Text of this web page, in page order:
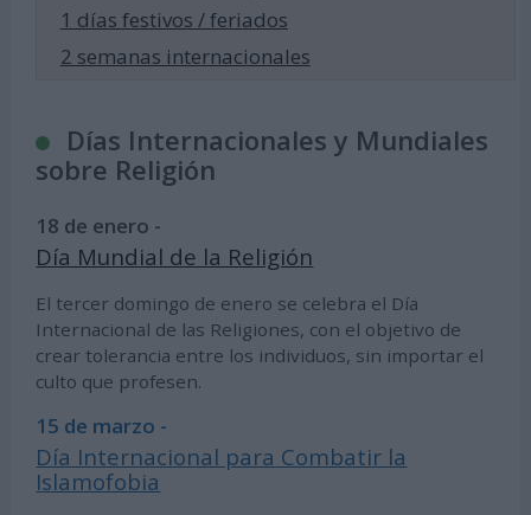
1 días festivos / feriados
2 semanas internacionales
Días Internacionales y Mundiales
sobre Religión
18 de enero -
Día Mundial de la Religión
El tercer domingo de enero se celebra el Día
Internacional de las Religiones, con el objetivo de
crear tolerancia entre los individuos, sin importar el
culto que profesen.
15 de marzo -
Día Internacional para Combatir la
Islamofobia